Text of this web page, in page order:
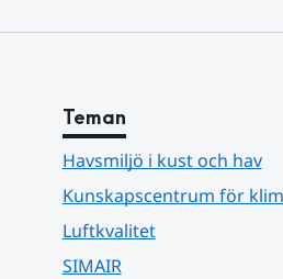
Teman
Havsmiljö i kust och hav
Kunskapscentrum för
Luftkvalitet
SIMAIR